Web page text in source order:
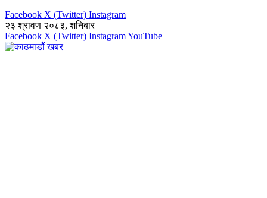
Facebook X (Twitter) Instagram
२३ श्रावण २०८३, शनिबार
Facebook X (Twitter) InstagramYouTube